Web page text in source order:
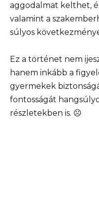
aggodalmat kelthet,
valamint a
súlyos
Ez a történet nem
hanem inkább a
gyermekek
fontosságát
részletekben is. ☹️